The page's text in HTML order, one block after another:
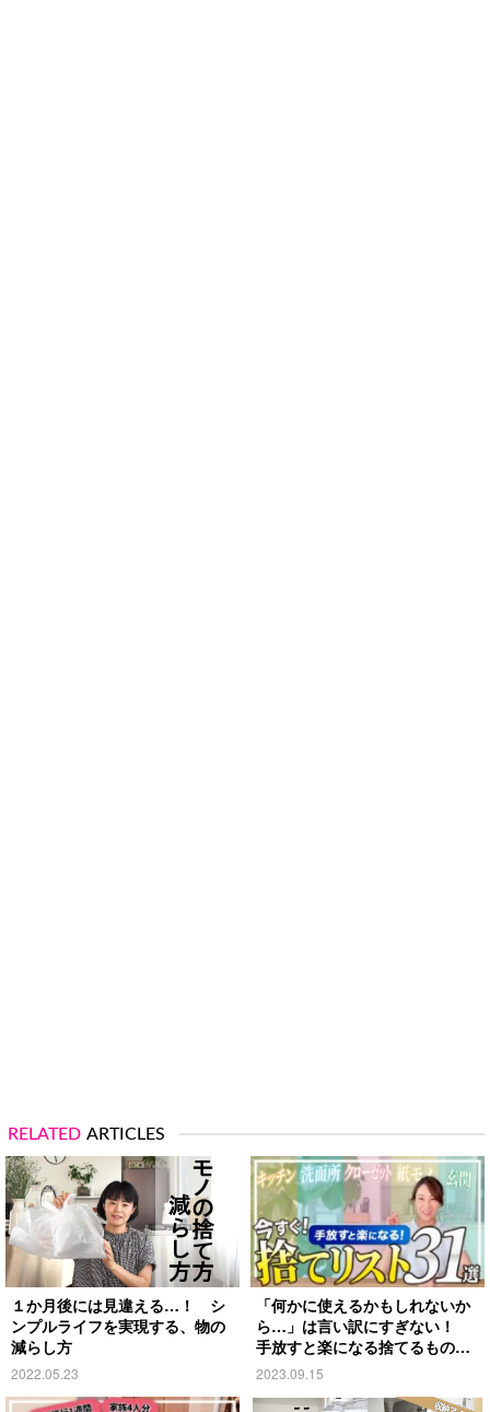
RELATED ARTICLES
１か月後には見違える…！ シ
ンプルライフを実現する、物の
減らし方
2022.05.23
「何かに使えるかもしれないか
ら…」は言い訳にすぎない！
手放すと楽になる捨てるものリ
スト
2023.09.15